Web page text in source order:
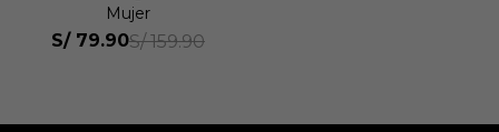
Mujer
S/ 79.90S/ 159.90